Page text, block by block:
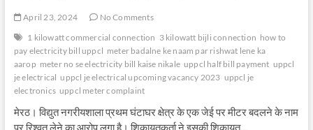
April 23, 2024
No Comments
1 kilowatt commercial connection 3 kilowatt bijli connection how to
pay electricity bill uppcl meter badalne ke naam par rishwat lene ka
aarop meter no se electricity bill kaise nikale uppcl half bill payment uppcl
je electrical uppcl je electrical upcoming vacancy 2023 uppcl je
electronics uppcl meter complaint
मेरठ। विद्युत नगरीयशाला प्रथम घंटाघर क्षेत्र के एक जेई पर मीटर बदलने के नाम
पर रिश्वत लेने का आरोप लगा है। शिकायतकर्ता ने इसकी शिकायत…